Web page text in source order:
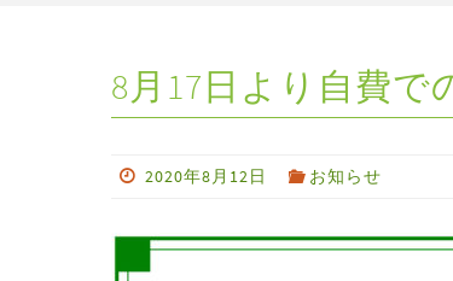
8月17日より自費で
2020年8月12日 お知らせ